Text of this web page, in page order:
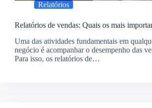
Relatórios
Relatórios de vendas: Quais os mais
Uma das atividades fundamentais em
negócio é acompanhar o desempenho das
Para isso, os relatórios de…